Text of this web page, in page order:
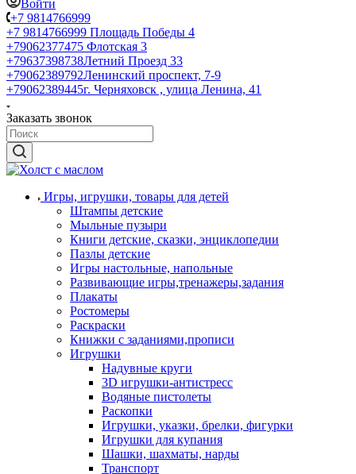
Войти
+7 9814766999
+7 9814766999 Площадь Победы 4
+79062377475 Флотская 3
+79637398738Летний Проезд 33
+79062389792Ленинский проспект, 7-9
+79062389445г. Черняховск , улица Ленина, 41
Заказать звонок
Игры, игрушки, товары для детей
Штампы детские
Мыльные пузыри
Книги детские, сказки, энциклопедии
Пазлы детские
Игры настольные, напольные
Развивающие игры,тренажеры,задания
Плакаты
Ростомеры
Раскраски
Книжки с заданиями,прописи
Игрушки
Надувные круги
3D игрушки-антистресс
Водяные пистолеты
Раскопки
Игрушки, указки, брелки, фигурки
Игрушки для купания
Шашки, шахматы, нарды
Транспорт